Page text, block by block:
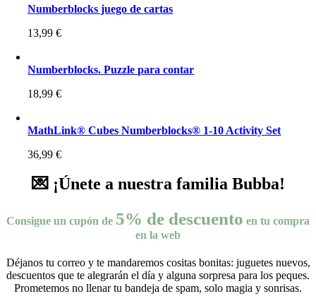
Numberblocks juego de cartas
13,99€
Numberblocks. Puzzle para contar
18,99€
MathLink® Cubes Numberblocks® 1-10 Activity Set
36,99€
💌 ¡Únete a nuestra familia Bubba!
Consigue un cupón de 5% de descuento en tu compra
en la web
Déjanos tu correo y te mandaremos cositas bonitas: juguetes nuevos,
descuentos que te alegrarán el día y alguna sorpresa para los peques.
Prometemos no llenar tu bandeja de spam, solo magia y sonrisas.